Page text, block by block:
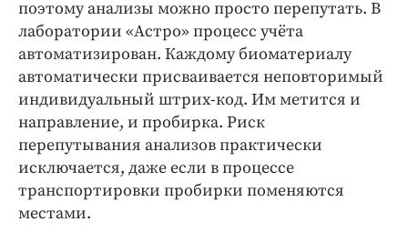
поэтому анализы можно просто перепутать. В
лаборатории «Астро» процесс учёта
автоматизирован. Каждому биоматериалу
автоматически присваивается неповторимый
индивидуальный штрих-код. Им метится и
направление, и пробирка. Риск
перепутывания анализов практически
исключается, даже если в процессе
транспортировки пробирки поменяются
местами.